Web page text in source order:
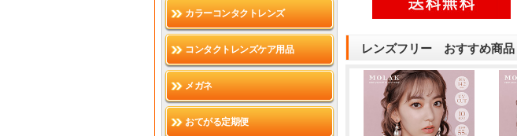
カラーコンタクトレンズ
コンタクトレンズケア用品
メガネ
おてがる定期便
レンズフリー おすすめ商品